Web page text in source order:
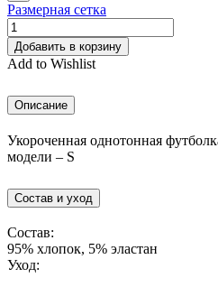
Размерная сетка
Количество
товара
Футболка
укороченная
Добавить в корзину
Add to Wishlist
Описание
Укороченная однотонная
модели – S
Состав и уход
Состав:
95% хлопок, 5% эластан
Уход: